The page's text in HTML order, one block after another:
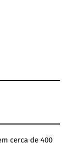
cerca de 400